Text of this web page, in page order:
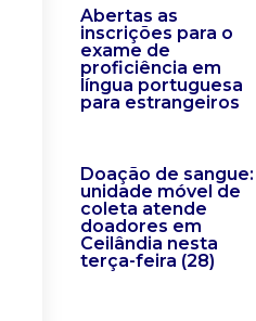
Abertas as
inscrições para o
exame de
proficiência em
língua portuguesa
para estrangeiros
Doação de sangue:
unidade móvel de
coleta atende
doadores em
Ceilândia nesta
terça-feira (28)